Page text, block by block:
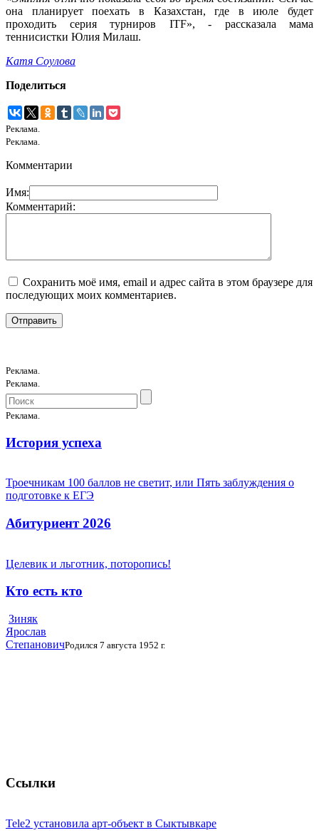
она планирует поехать в Казахстан, где в июле будет
проходить серия турниров ITF», - рассказала мама
теннисистки Юлия Милаш.
Катя Соулова
Поделиться
Реклама.
Реклама.
Комментарии
Имя:
Комментарий:
Сохранить моё имя, email и адрес сайта в этом браузере для
последующих моих комментариев.
Реклама.
Реклама.
Реклама.
История успеха
Троечникам 100 баллов не светит, или Пять заблуждения о
подготовке к ЕГЭ
Абитуриент 2026
Целевик и льготник, поторопись!
Кто есть кто
Зиняк
Ярослав
СтепановичРодился 7 августа 1952 г.
Ссылки
Tele2 установила арт-объект в Сыктывкаре